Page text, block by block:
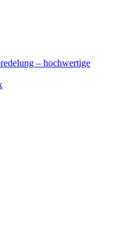
– hochwertige